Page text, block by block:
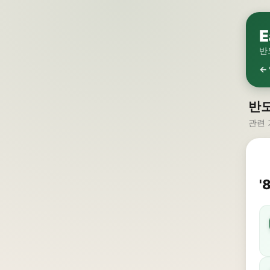
반
←
반
관련